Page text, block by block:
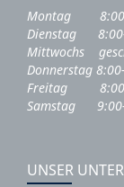
Montag 8:00-
Dienstag 8:00-
Mittwochs
Donnerstag
Freitag 8:00-
Samstag 9:00-
UNSER